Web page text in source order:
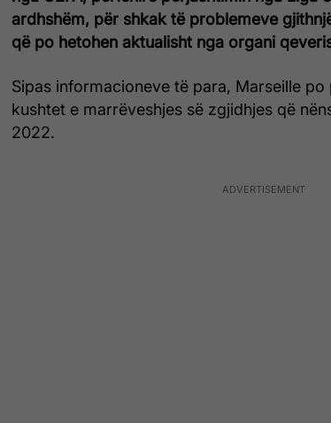
ardhshëm, për shkak të problemeve
që po hetohen aktualisht nga organi
Sipas informacioneve të para, Marseille
kushtet e marrëveshjes së zgjidhjes që
2022.